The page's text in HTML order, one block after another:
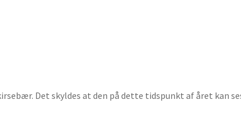
Det skyldes at den på dette tidspunkt af året kan